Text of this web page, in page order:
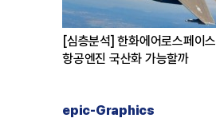
[심층분석] 한화에어로스페이스
항공엔진 국산화 가능할까
epic-Graphics